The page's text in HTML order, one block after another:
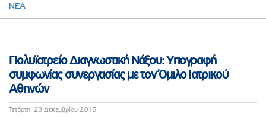
ΝΕΑ
Πολυϊατρείο Διαγνωστική Νάξου: Yπογραφή
συμφωνίας συνεργασίας με τον Όμιλο Ιατρικού
Αθηνών
Τετάρτη, 23 Δεκεμβρίου 2015